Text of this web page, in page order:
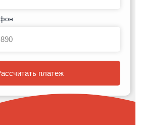
Рассчитать платеж